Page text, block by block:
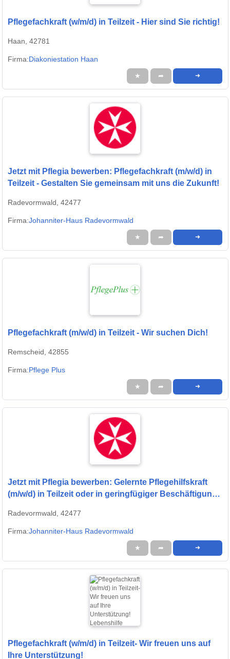
Pflegefachkraft (w/m/d) in Teilzeit - Hier sind Sie richtig!
Haan, 42781
Firma:Diakoniestation Haan
★ ➦ ➜
Jetzt mit Pflegia bewerben: Pflegefachkraft (m/w/d) in
Teilzeit - Gestalten Sie gemeinsam mit uns die Zukunft!
Radevormwald, 42477
Firma:Johanniter-Haus Radevormwald
★ ➦ ➜
Pflegefachkraft (m/w/d) in Teilzeit - Wir suchen Dich!
Remscheid, 42855
Firma:Pflege Plus
★ ➦ ➜
Jetzt mit Pflegia bewerben: Gelernte Pflegehilfskraft
(m/w/d) in Teilzeit oder in geringfügiger Beschäftigung -
Radevormwald, 42477
Firma:Johanniter-Haus Radevormwald
★ ➦ ➜
Pflegefachkraft (w/m/d) in Teilzeit- Wir freuen uns auf
Ihre Unterstützung!